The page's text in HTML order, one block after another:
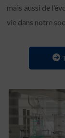
mais aussi de
vie dans notre